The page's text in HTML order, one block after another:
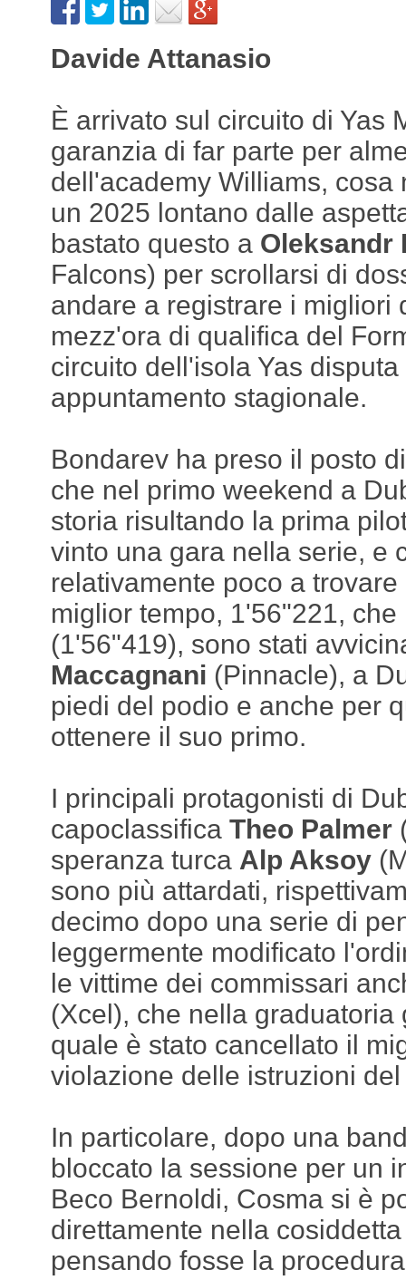
Davide Attanasio
È arrivato sul circuito di Yas
garanzia di far parte per
dell'academy Williams, cosa
un 2025 lontano dalle
bastato questo a Oleksandr
Falcons) per scrollarsi di
andare a registrare i migliori
mezz'ora di qualifica del
circuito dell'isola Yas
appuntamento stagionale.
Bondarev ha preso il posto
che nel primo weekend a
storia risultando la prima
vinto una gara nella serie, e
relativamente poco a
miglior tempo, 1'56"221,
(1'56"419), sono stati
Maccagnani (Pinnacle), a
piedi del podio e anche per
ottenere il suo primo.
I principali protagonisti di
capoclassifica Theo Palmer
speranza turca Alp Aksoy
sono più attardati,
decimo dopo una serie di
leggermente modificato
le vittime dei commissari
(Xcel), che nella graduatoria
quale è stato cancellato il
violazione delle istruzioni
In particolare, dopo una
bloccato la sessione per un
Beco Bernoldi, Cosma si è
direttamente nella
pensando fosse la